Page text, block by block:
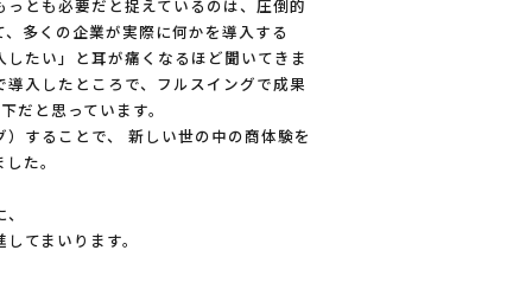
とも必要だと捉えているのは、圧倒的
多くの企業が実際に何かを導入する
たい」と耳が痛くなるほど聞いてきま
入したところで、フルスイングで成果
だと思っています。
することで、
新しい世の中の商体験を
た。
てまいります。